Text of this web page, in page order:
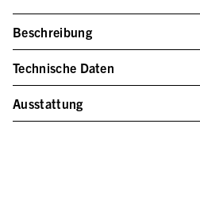
Beschreibung
Technische Daten
Ausstattung